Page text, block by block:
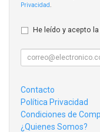
Privacidad
He leído y acepto la
Contacto
Política Privacidad
Condiciones de
¿Quienes Somos?